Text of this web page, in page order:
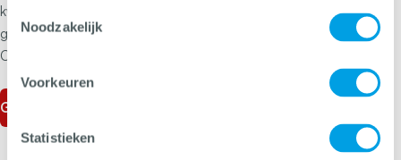
Toestemmingsselectie
Noodzakelijk
Voorkeuren
Statistieken
kwaliteitstoets ontwikkeld. Hierin wordt de kwaliteit
getoetst op 11 criteria. Is de score positief, dan volgt de
CCV-erkenning.
Ga naar het dossier Buurtbemiddeling